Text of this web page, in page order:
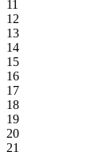
11
12
13
14
15
16
17
18
19
20
21